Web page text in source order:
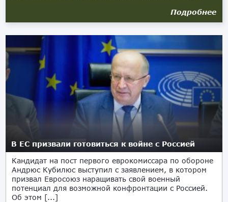
Подробнее
В ЕС призвали готовиться к войне с Россией
Кандидат на пост первого еврокомиссара по обороне
Андрюс Кубилюс выступил с заявлением, в котором
призвал Евросоюз наращивать свой военный
потенциал для возможной конфронтации с Россией.
Об этом [...]